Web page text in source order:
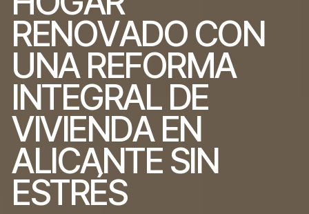
RENOVADO CON
UNA REFORMA
INTEGRAL DE
VIVIENDA EN
ALICANTE SIN
ESTRÉS